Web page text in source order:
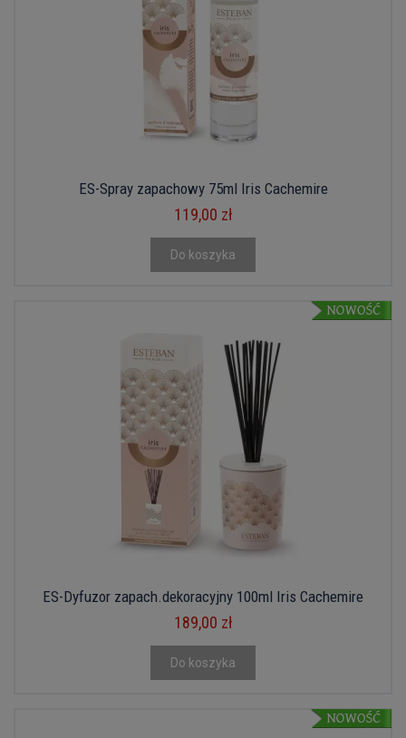
ES-Spray zapachowy 75ml Iris Cachemire
119,00 zł
Do koszyka
ES-Dyfuzor zapach.dekoracyjny 100ml Iris Cachemire
189,00 zł
Do koszyka